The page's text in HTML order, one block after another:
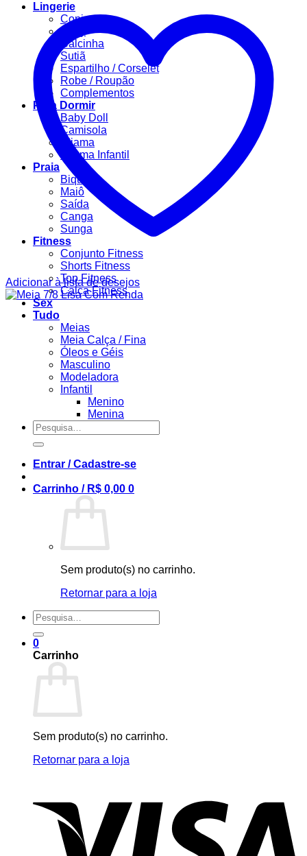
Lingerie
Conjuntos
Body
Calcinha
Sutiã
Espartilho / Corselet
Robe / Roupão
Complementos
Para Dormir
Baby Doll
Camisola
Pijama
Pijama Infantil
Praia
Biquíni
Maiô
Saída
Canga
Sunga
Fitness
Conjunto Fitness
Shorts Fitness
Top Fitness
Calça Fitness
Sex
Tudo
Meias
Meia Calça / Fina
Óleos e Géis
Masculino
Modeladora
Infantil
Menino
Menina
Pesquisar
por:
Entrar / Cadastre-se
Carrinho / R$ 0,00 0
Sem produto(s) no carrinho.
Retornar para a loja
Pesquisar
por:
0
Carrinho
Sem produto(s) no carrinho.
Retornar para a loja
Adicionar à lista de desejos